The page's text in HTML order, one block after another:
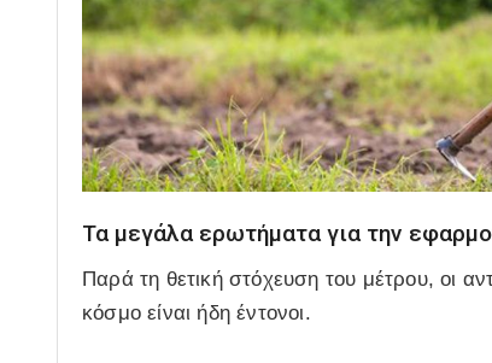
Τα μεγάλα ερωτήματα για την
Παρά τη θετική στόχευση του μέτρου, οι
κόσμο είναι ήδη έντονοι.